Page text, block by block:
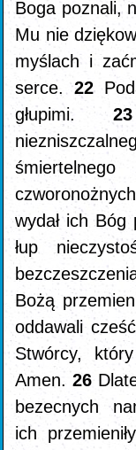
Boga poznali,
Mu nie
myślach i
serce.22
głupimi.
wydał ich
łup
Bożą
oddawali
Stwórcy,
Amen.26
bezecnych
ich